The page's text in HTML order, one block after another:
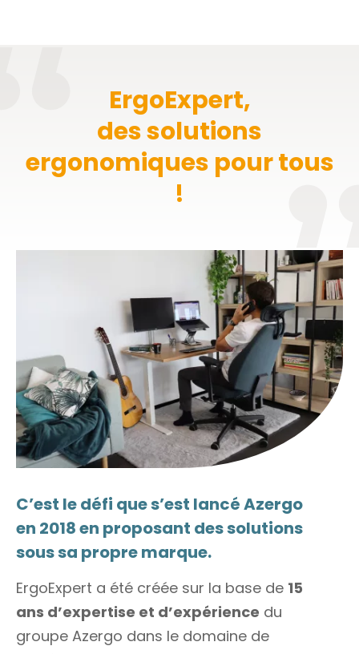
ErgoExpert,
des solutions
ergonomiques pour tous
!
C’est le défi que s’est lancé Azergo
en 2018 en proposant des solutions
sous sa propre marque.
ErgoExpert a été créée sur la base de 15
ans d’expertise et d’expérience du
groupe Azergo dans le domaine de